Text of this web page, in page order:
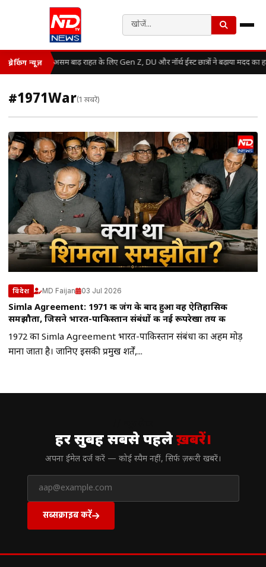
ब्रेकिंग न्यूज़ असम बाढ़ राहत के लिए Gen Z, DU और नॉर्थ ईस्ट छात्रों ने बढ़ाया मदद का
#1971War(1 खबरें)
विदेश MD Faijan 03 Jul 2026
Simla Agreement: 1971 की जंग के बाद हुआ वह ऐतिहासिक
समझौता, जिसने भारत-पाकिस्तान संबंधों की नई रूपरेखा तय की
1972 का Simla Agreement भारत-पाकिस्तान संबंधों का अहम मोड़
माना जाता है। जानिए इसकी प्रमुख शर्तें,...
हर सुबह सबसे पहलेख़बरें।
अपना ईमेल दर्ज करें — कोई स्पैम नहीं, सिर्फ ज़रूरी खबरें।
सब्सक्राइब करें